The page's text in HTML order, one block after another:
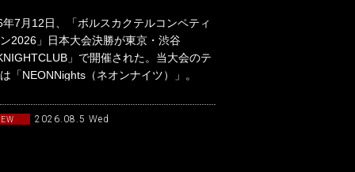
年7月12日、「ボルスカクテルコンペティ
2026」日本大会決勝が東京・渋谷
」で開催された。当大会のテ
「NEONNights（ネオンナイツ）」。
2026.08.5 Wed